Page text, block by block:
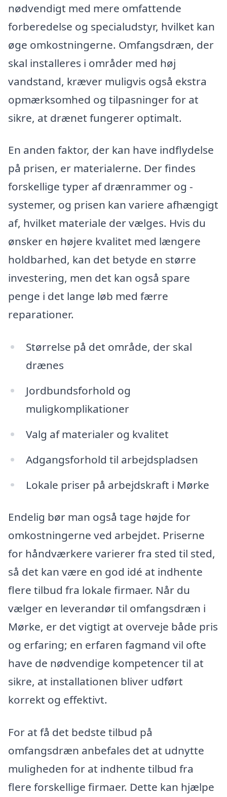
nødvendigt med mere omfattende
forberedelse og specialudstyr, hvilket kan
øge omkostningerne. Omfangsdræn, der
skal installeres i områder med høj
vandstand, kræver muligvis også ekstra
opmærksomhed og tilpasninger for at
sikre, at drænet fungerer optimalt.
En anden faktor, der kan have indflydelse
på prisen, er materialerne. Der findes
forskellige typer af drænrammer og -
systemer, og prisen kan variere afhængigt
af, hvilket materiale der vælges. Hvis du
ønsker en højere kvalitet med længere
holdbarhed, kan det betyde en større
investering, men det kan også spare
penge i det lange løb med færre
reparationer.
Størrelse på det område, der skal
drænes
Jordbundsforhold og
muligkomplikationer
Valg af materialer og kvalitet
Adgangsforhold til arbejdspladsen
Lokale priser på arbejdskraft i Mørke
Endelig bør man også tage højde for
omkostningerne ved arbejdet. Priserne
for håndværkere varierer fra sted til sted,
så det kan være en god idé at indhente
flere tilbud fra lokale firmaer. Når du
vælger en leverandør til omfangsdræn i
Mørke, er det vigtigt at overveje både pris
og erfaring; en erfaren fagmand vil ofte
have de nødvendige kompetencer til at
sikre, at installationen bliver udført
korrekt og effektivt.
For at få det bedste tilbud på
omfangsdræn anbefales det at udnytte
muligheden for at indhente tilbud fra
flere forskellige firmaer. Dette kan hjælpe